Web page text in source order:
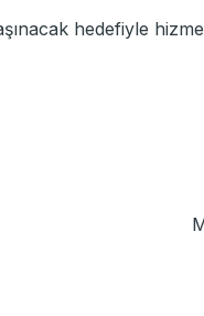
hedefiyle